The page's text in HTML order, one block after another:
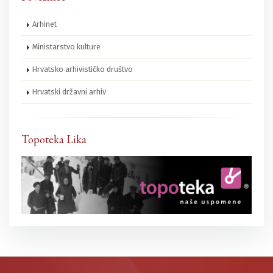
Arhinet
Ministarstvo kulture
Hrvatsko arhivističko društvo
Hrvatski državni arhiv
Topoteka Lika